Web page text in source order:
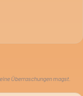
sich nicht festlegen
Überraschungen magst.